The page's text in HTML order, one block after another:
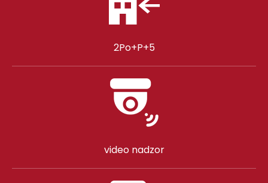
2Po+P+5
video nadzor